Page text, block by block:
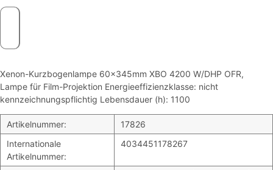
Xenon-Kurzbogenlampe 60x345mm XBO 4200 W/DHP OFR,
Lampe für Film-Projektion Energieeffizienzklasse: nicht
kennzeichnungspflichtig Lebensdauer (h): 1100
Artikelnummer:
17826
Internationale
Artikelnummer:
4034451178267